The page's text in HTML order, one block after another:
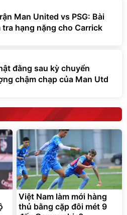
Man United vs PSG: Bài
tra hạng nặng cho Carrick
đằng sau kỳ chuyển
chậm chạp của Man Utd
Việt Nam làm mới hàng
thủ bằng cặp đôi mét 9